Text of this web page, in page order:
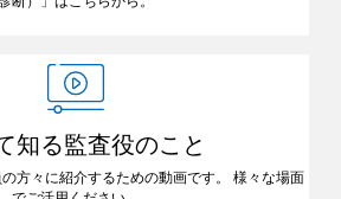
知る監査役のこと
方々に紹介するための動画です。
様々な場面